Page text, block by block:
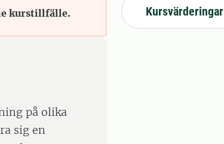
kurstillfälle.
på olika
sig en
Kursvärderingar